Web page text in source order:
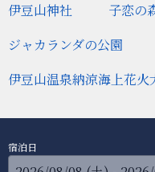
伊豆山神社 子恋の
ジャカランダの公園
伊豆山温泉納涼海上花火
宿泊日